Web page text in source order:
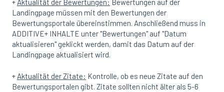
+ Aktualität der Bewertungen: Bewertungen auf der
Landingpage müssen mit den Bewertungen der
Bewertungsportale übereinstimmen. Anschließend muss in
ADDITIVE+ INHALTE unter "Bewertungen" auf "Datum
aktualisieren" geklickt werden, damit das Datum auf der
Landingpage aktualisiert wird.
+ Aktualität der Zitate: Kontrolle, ob es neue Zitate auf den
Bewertungsportalen gibt. Zitate sollten nicht älter als 5-6